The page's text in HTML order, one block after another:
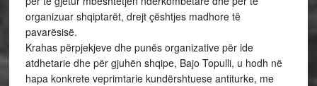
organizuar shqiptarët, drejt çështjes madhore të
pavarësisë.
Krahas përpjekjeve dhe punës organizative për ide
atdhetarie dhe për gjuhën shqipe, Bajo Topulli, u hodh në
hapa konkrete veprimtarie kundërshtuese antiturke, me